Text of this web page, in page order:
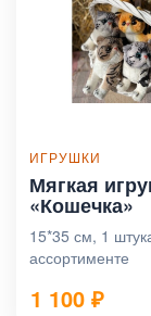
ИГРУШКИ
Мягкая
«Кошечка»
15*35 см, 1
ассортименте
1 100 ₽